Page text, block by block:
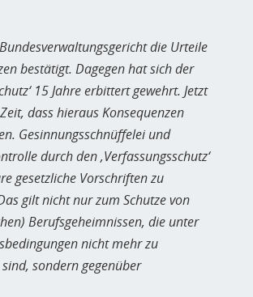
die Urteile
bestätigt. Dagegen hat sich der
15 Jahre erbittert gewehrt. Jetzt
dass hieraus Konsequenzen
Gesinnungsschnüffelei und
durch den ‚Verfassungsschutz‘
gesetzliche Vorschriften zu
gilt nicht nur zum Schutze von
Berufsgeheimnissen, die unter
nicht mehr zu
sondern gegenüber